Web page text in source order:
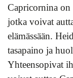
Capricornina
jotka voivat
elämässään.
tasapaino ja
Yhteensopivat